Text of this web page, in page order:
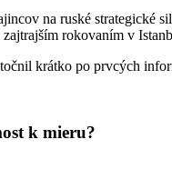
na ruské strategické
rokovaním v
krátko po prvcých
k mieru?